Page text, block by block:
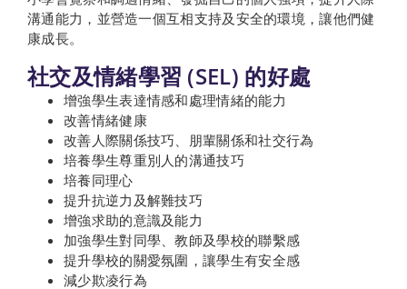
溝通能力，並營造一個互相支持及安全的環境，讓他們健
康成長。
社交及情緒學習 (SEL) 的好處
增強學生表達情感和處理情緒的能力
改善情緒健康
改善人際關係技巧、朋輩關係和社交行為
培養學生尊重別人的溝通技巧
培養同理心
提升抗逆力及解難技巧
增強求助的意識及能力
加強學生對同學、教師及學校的聯繫感
提升學校的關愛氛圍，讓學生有安全感
減少欺凌行為